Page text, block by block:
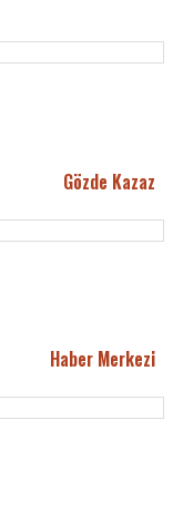
Gözde Kazaz
Haber Merkezi